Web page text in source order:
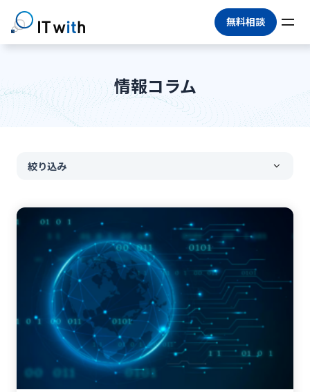
無料相談
情報コラム
絞り込み
#情シス代行 マネージドサービス #BPO
IT運用アウトソーシング
IT人材不足
アウトソーシング #IT業務委託
# 情報システム部門
情報セキュリティ
#
サイバーセキュリティ # NIST CSF2.0
ナレッジ共有 #ナレッジ管理 #社内FAQ
AIチャットボット # ヘルプデスク
社内問い合わせ